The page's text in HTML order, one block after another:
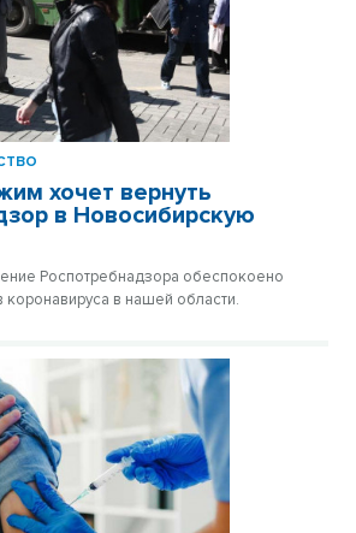
хочет вернуть
в Новосибирскую
Роспотребнадзора обеспокоено
коронавируса в нашей области.